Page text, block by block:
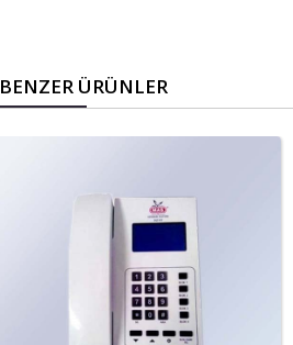
BENZER ÜRÜNLER